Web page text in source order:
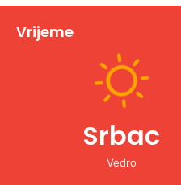
vVrijeme
Srbac
Vedro